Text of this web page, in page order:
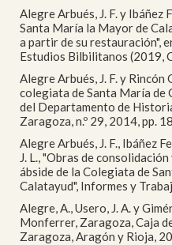
Alegre Arbués, J. F. y Ibáñez
Santa María la Mayor de
a partir de su restauración",
Estudios Bilbilitanos (2019,
Alegre Arbués, J. F. y Rincón
colegiata de Santa María de
del Departamento de
Zaragoza, n.º 29, 2014, pp.
Alegre Arbués, J. F., Ibáñez
J. L., "Obras de
ábside de la Colegiata de
Calatayud", Informes y
Alegre, A., Usero, J. A. y
Monferrer, Zaragoza, Caja
Zaragoza, Aragón y Rioja,